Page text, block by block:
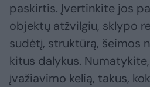
paskirtis. Įvertinkite jos
objektų atžvilgiu, sklypo
sudėtį, struktūrą, šeimos
kitus dalykus.
įvažiavimo kelią, takus,